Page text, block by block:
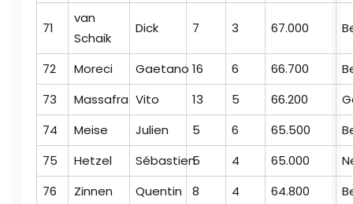
71
van
Schaik
Dick 7 3 67.000
72 Moreci Gaetano 16 6 66.700
73
Massafra Vito 13 5 66.200
74
Meise Julien 5 6 65.500
75
Hetzel Sébastien5 4 65.000
76
Zinnen Quentin 8 4 64.800